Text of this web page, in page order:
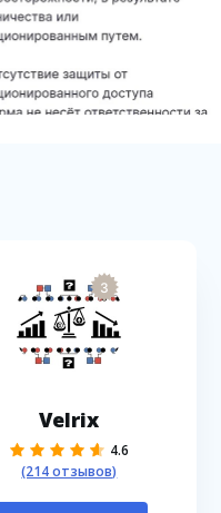
3
Velrix
4.6
(214 отзывов)